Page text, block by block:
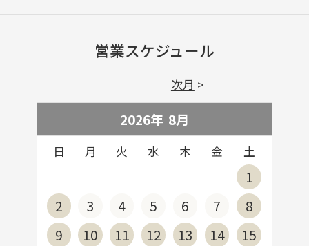
営業スケジュール
2026年 8月
日 月 火 水 木 金 土
1
2
3 4 5 6 7
8
9
10 11 12 13 14
15
次月